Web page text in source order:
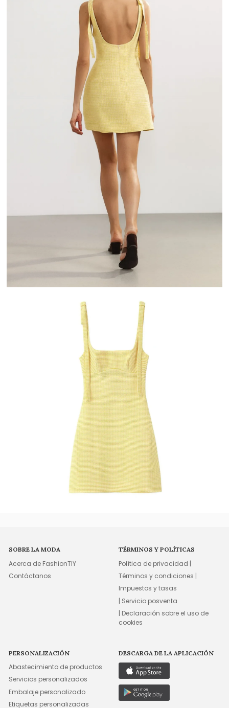
SOBRE LA MODA
Acerca de FashionTIY
Contáctanos
TÉRMINOS Y POLÍTICAS
Política de privacidad |
Términos y condiciones |
Impuestos y tasas
| Servicio posventa
| Declaración sobre el uso de
cookies
PERSONALIZACIÓN
Abastecimiento de productos
Servicios personalizados
Embalaje personalizado
Etiquetas personalizadas
DESCARGA DE LA APLICACIÓN